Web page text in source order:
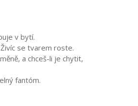
v bytí.
se tvarem roste.
a chceš-li je chytit,
fantóm.